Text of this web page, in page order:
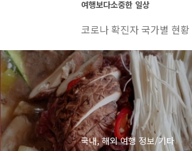
여행보다소중한 일상
코로나 확진자 국가별 현황
국내, 해외 여행 정보/기타